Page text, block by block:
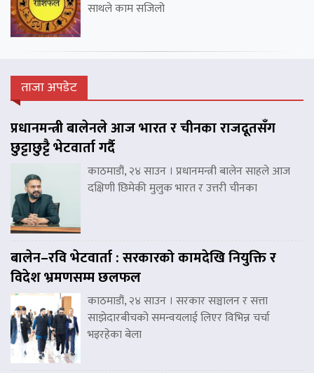
साथले काम सजिलो
ताजा अपडेट
प्रधानमन्त्री बालेनले आज भारत र चीनका राजदूतसँग
छुट्टाछुट्टै भेटवार्ता गर्दै
काठमाडौं, २४ साउन । प्रधानमन्त्री बालेन साहले आज
दक्षिणी छिमेकी मुलुक भारत र उत्तरी चीनका
बालेन–रवि भेटवार्ता : सरकारको कामदेखि नियुक्ति र
विदेश भ्रमणसम्म छलफल
काठमाडौं, २४ साउन । सरकार सञ्चालन र सत्ता
साझेदारबीचको समन्वयलाई लिएर विभिन्न चर्चा
भइरहेका बेला